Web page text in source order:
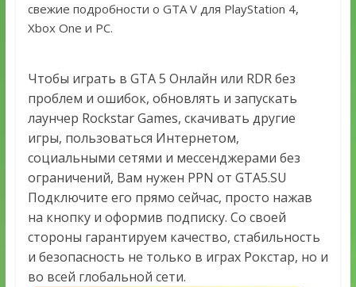
свежие подробности о GTA V для PlayStation 4,
Xbox One и PC.
Чтобы играть в GTA 5 Онлайн или RDR без
проблем и ошибок, обновлять и запускать
лаунчер Rockstar Games, скачивать другие
игры, пользоваться Интернетом,
социальными сетями и мессенджерами без
ограничений, Вам нужен PPN от GTA5.SU
Подключите его прямо сейчас, просто нажав
на кнопку и оформив подписку. Со своей
стороны гарантируем качество, стабильность
и безопасность не только в играх Рокстар, но и
во всей глобальной сети.